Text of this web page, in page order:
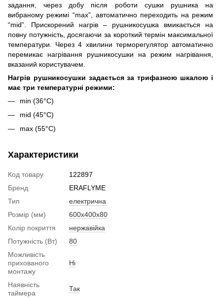
задання, через добу після роботи сушки рушника на
вибраному режимі “max”, автоматично переходить на режим
“mid”. Прискорений нагрів – рушникосушка вмикається на
повну потужність, досягаючи за короткий термін максимальної
температури. Через 4 хвилини терморегулятор автоматично
перемикає нагрівання рушникосушки на режим нагрівання,
вказаний користувачем.
Нагрів рушникосушки задається за трифазною шкалою і
має три температурні режими:
min (36°C)
mid (45°C)
max (55°C)
Характеристики
Код товару
122897
Бренд
ERAFLYME
Тип
електрична
Розмір (мм)
600x400x80
Колір покриття
нержавійка
Потужність (Вт)
80
Можливість
прихованого
монтажу
Ні
Наявність
таймера
Так